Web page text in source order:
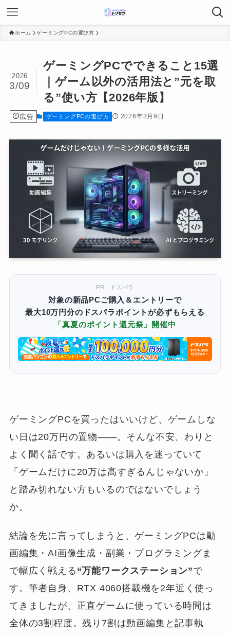
ホーム ゲーミングPCの選び方
ゲーミングPCでできること15選
｜ゲーム以外の活用法と”元を取
る”使い方【2026年版】
2026
3/09
広告 ゲーミングPCの選び方 2026年3月9日
PR｜ドスパラ
対象の新品PCご購入＆エントリーで
最大10万円分のドスパラポイントが必ずもらえる
「真夏のポイント還元祭」開催中
ゲーミングPCを買ったはいいけど、ゲームしな
い日は20万円の置物——。そんな不安、わりと
よく聞く話です。あるいは購入を迷っていて
「ゲームだけに20万は高すぎるんじゃないか」
と踏み切れない方もいるのではないでしょう
か。
結論を先に言ってしまうと、ゲーミングPCは動
画編集・AI画像生成・副業・プログラミングま
で幅広く戦える “万能ワークステーション”で
す。筆者自身、RTX 4060搭載機を2年近く使っ
てきましたが、正直ゲームに使っている時間は
全体の3割程度。残り7割は動画編集と記事執